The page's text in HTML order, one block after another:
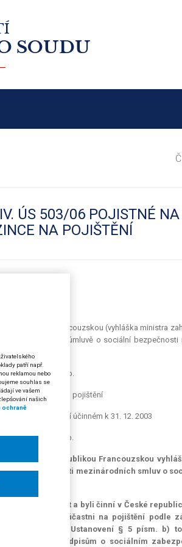
SOUDU
ÚS 503/06 POJISTNÉ
NA POJIŠTĚNÍ
republikou Francouzskou (vyhláška ministra
k Všeobecné úmluvě o sociální bezpečnosti
č. 395/2001 Sb.
smluv o sociálním pojištění
ve znění účinném k 31. 12. 2003
č. 424/2003 Sb.
a republikou Francouzskou
účinnosti mezinárodních smluv o
trvalý pobyt a byli činní v České
předpisů, byli účastni na pojištění podle
31. 12. 2003. Ustanovení § 5 písm. b)
zákonným předpisům o sociálním
patří např.
reklamou nebo
souhlas se
ve vašem
našich
ochraně